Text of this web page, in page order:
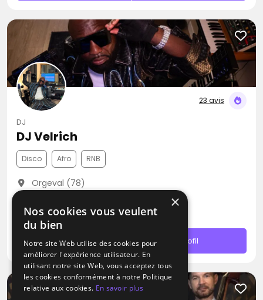
23 avis
DJ
DJ Velrich
Disco Afro RNB
Orgeval (78)
À partir de 600€
Contacter Profil
×
Nos cookies vous veulent
du bien
Notre site Web utilise des cookies pour
améliorer l'expérience utilisateur. En
utilisant notre site Web, vous acceptez tous
les cookies conformément à notre Politique
relative aux cookies. En savoir plus